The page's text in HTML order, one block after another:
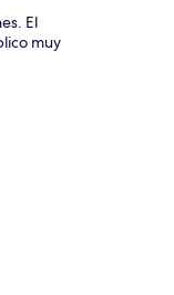
Se sirven desayunos,
El
muy